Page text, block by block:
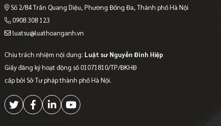
Số 2/84 Trần Quang Diệu, Phường Đống Đa, Thành phố Hà Nội
0908 308 123
luatsu@luathoanganh.vn
Chịu trách nhiệm nội dung: Luật sư Nguyễn Đình Hiệp
Giấy đăng ký hoạt động số 01071810/TP/ĐKHĐ
cấp bởi Sở Tư pháp thành phố Hà Nội.